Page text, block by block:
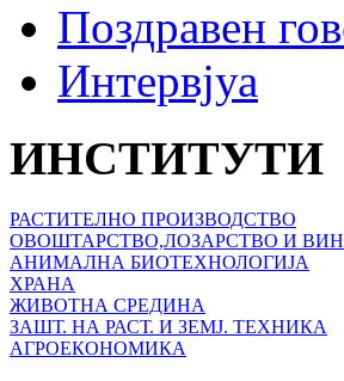
Поздравен
Интервјуа
ИНСТИТУТИ
РАСТИТЕЛНО ПРОИЗВОДСТВО
ОВОШТАРСТВО,ЛОЗАРСТВО И
АНИМАЛНА БИОТЕХНОЛОГИЈА
ХРАНА
ЖИВОТНА СРЕДИНА
ЗАШТ. НА РАСТ. И ЗЕМЈ. ТЕХНИКА
АГРОЕКОНОМИКА